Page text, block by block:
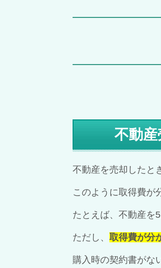
不動
不動産を売却したと
このように取得費が
たとえば、不動産を
ただし、 取得費が分
購入時の契約書がな